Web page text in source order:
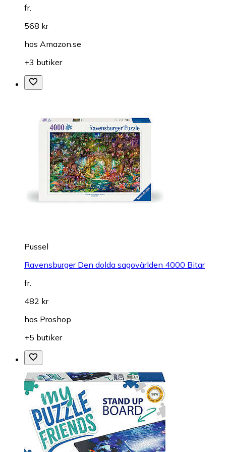
fr.
568 kr
hos Amazon.se
+3 butiker
Pussel
Ravensburger Den dolda sagovärlden 4000 Bitar
fr.
482 kr
hos Proshop
+5 butiker